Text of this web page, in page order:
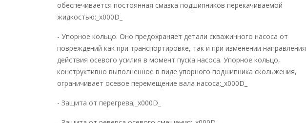
обеспечивается постоянная смазка подшипников перекачиваемой
жидкостью;_x000D_
- Упорное кольцо. Оно предохраняет детали скважинного насоса от
повреждений как при транспортировке, так и при изменении направления
действия осевого усилия в момент пуска насоса. Упорное кольцо,
конструктивно выполненное в виде упорного подшипника скольжения,
ограничивает осевое перемещение вала насоса;_x000D_
- Защита от перегрева;_x000D_